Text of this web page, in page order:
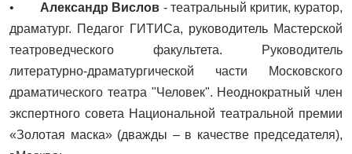
•Александр Вислов - театральный критик, куратор,
драматург. Педагог ГИТИСа, руководитель Мастерской
театроведческого факультета. Руководитель
литературно-драматургической части Московского
драматического театра "Человек". Неоднократный член
экспертного совета Национальной театральной премии
«Золотая маска» (дважды – в качестве председателя),